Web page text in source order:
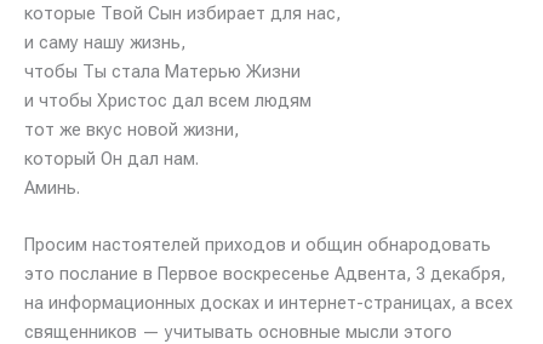
которые Твой Сын избирает для нас,
и саму нашу жизнь,
чтобы Ты стала Матерью Жизни
и чтобы Христос дал всем людям
тот же вкус новой жизни,
который Он дал нам.
Аминь.
Просим настоятелей приходов и общин обнародовать
это послание в Первое воскресенье Адвента, 3 декабря,
на информационных досках и интернет-страницах, а всех
священников — учитывать основные мысли этого